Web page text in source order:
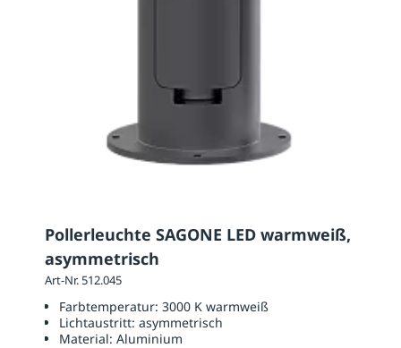
Pollerleuchte SAGONE LED warmweiß,
asymmetrisch
Art-Nr. 512.045
Farbtemperatur: 3000 K warmweiß
Lichtaustritt: asymmetrisch
Material: Aluminium